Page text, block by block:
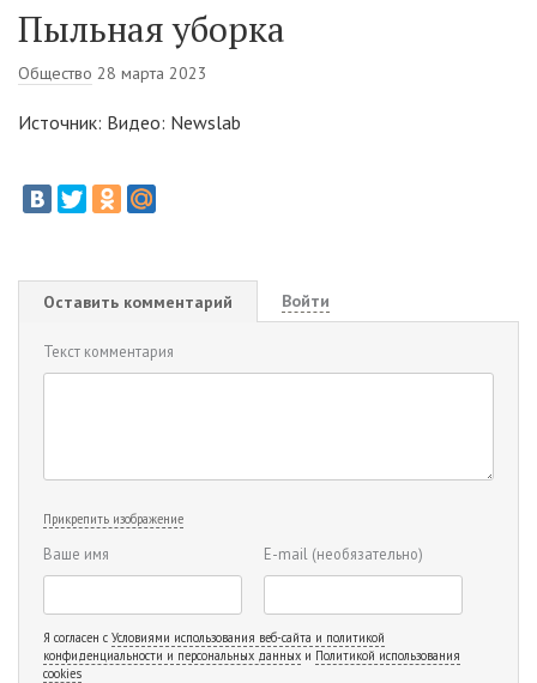
Пыльная уборка
Общество 28 марта 2023
Источник: Видео: Newslab
Оставить комментарий Войти
Текст комментария
Прикрепить изображение
Ваше имя E-mail (необязательно)
Я согласен с Условиями использования веб-сайта и политикой
конфиденциальности и персональных данных и Политикой использования
cookies